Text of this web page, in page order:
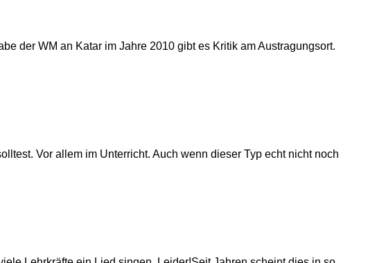
der WM an Katar im Jahre 2010 gibt es Kritik am Austragungsort.
Vor allem im Unterricht. Auch wenn dieser Typ echt nicht noch